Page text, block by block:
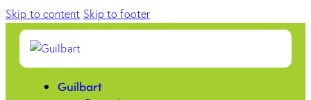
Skip to content Skip to footer
Guilbart